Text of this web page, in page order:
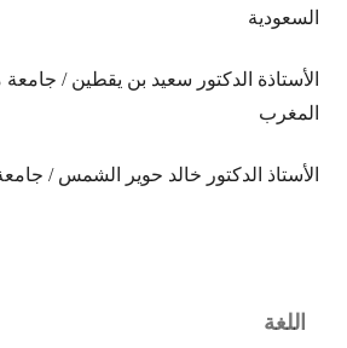
السعودية
الأستاذة الدكتور سعيد بن يقطين /
المغرب
الأستاذ الدكتور خالد حوير الشمس /
اللغة